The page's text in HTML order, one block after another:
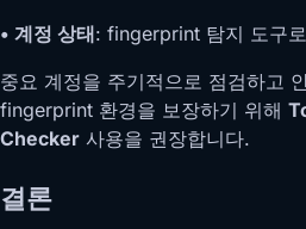
• 계정 상태: fingerprint 탐지 도구
중요 계정을 주기적으로 점검하고
fingerprint 환경을 보장하기 위해
Checker 사용을 권장합니다.
결론